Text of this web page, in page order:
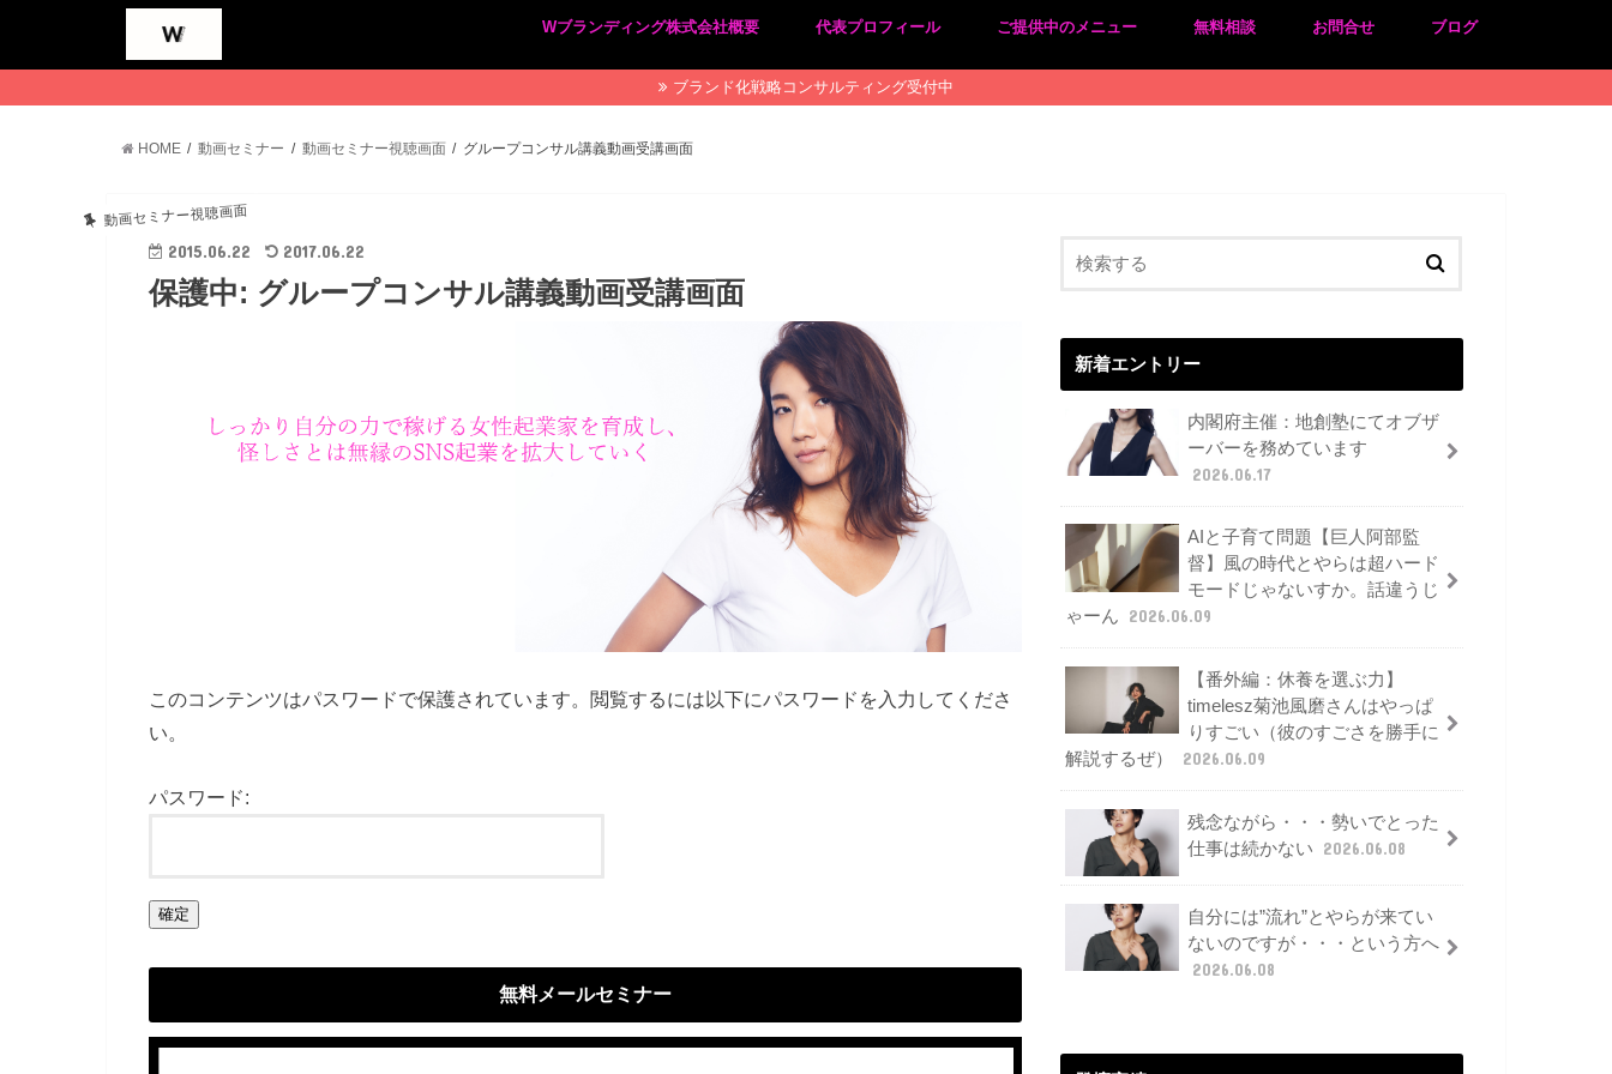
Wブランディング株式会社概要
プライバシーポリシー
特定商取引法に基づく表記
代表プロフィール ご提供中のメニュー 無料相談 お問合せ ブログ
ブランド化戦略コンサルティング受付中
HOME 動画セミナー 動画セミナー視聴画面 グループコンサル講義動画受講画面
動画セミナー視聴画面
2015.06.22 2017.06.22
保護中: グループコンサル講義動画受講画面
このコンテンツはパスワードで保護されています。閲覧するには以下にパスワードを入力してくださ
い。
パスワード:
無料メールセミナー
新着エントリー
内閣府主催：地創塾にてオブザ
ーバーを務めています
2026.06.17
AIと子育て問題【巨人阿部監
督】風の時代とやらは超ハード
モードじゃないすか。話違うじ
ゃーん
2026.06.09
【番外編：休養を選ぶ力】
timelesz菊池風磨さんはやっぱ
りすごい（彼のすごさを勝手に
解説するぜ）
2026.06.09
残念ながら・・・勢いでとった
仕事は続かない
2026.06.08
自分には”流れ”とやらが来てい
ないのですが・・・という方へ
2026.06.08